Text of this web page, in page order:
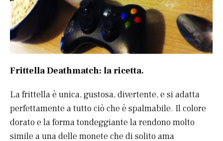
Frittella Deathmatch: la ricetta.
La frittella è unica, gustosa, divertente, e si adatta
perfettamente a tutto ciò che è spalmabile. Il colore
dorato e la forma tondeggiante la rendono molto
simile a una delle monete che di solito ama